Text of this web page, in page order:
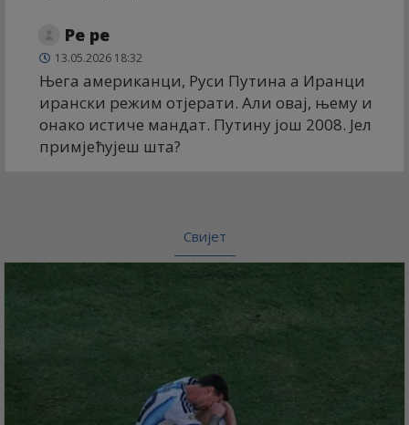
Ре ре
13.05.2026 18:32
Њега американци, Руси Путина а Иранци
ирански режим отјерати. Али овај, њему и
онако истиче мандат. Путину још 2008. Јел
примјећујеш шта?
Свијет